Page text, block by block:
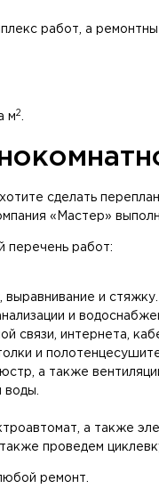
работ, а
м2
сделать
«Мастер»
перечень работ:
и стяжку.
и
интернета,
и
а также
воды.
а также
проведем
ремонт.